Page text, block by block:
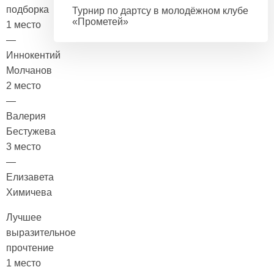
подборка
1 место
—
Иннокентий
Молчанов
2 место
—
Валерия
Бестужева
3 место
—
Елизавета
Химичева
Лучшее
выразительное
прочтение
1 место
Турнир по дартсу в молодёжном клубе
«Прометей»